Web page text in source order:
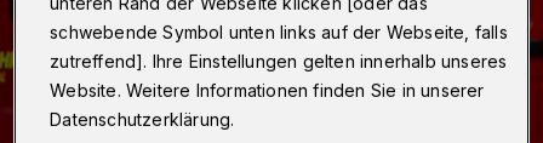
schwebende Symbol unten links auf der Webseite, falls
zutreffend]. Ihre Einstellungen gelten innerhalb unseres
Website. Weitere Informationen finden Sie in unserer
Datenschutzerklärung.